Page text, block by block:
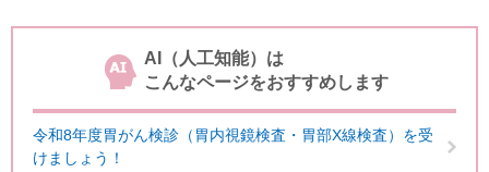
AI（人工知能）は
こんなページをおすすめします
令和8年度胃がん検診（胃内視鏡検査・胃部X線検査）を受
けましょう！